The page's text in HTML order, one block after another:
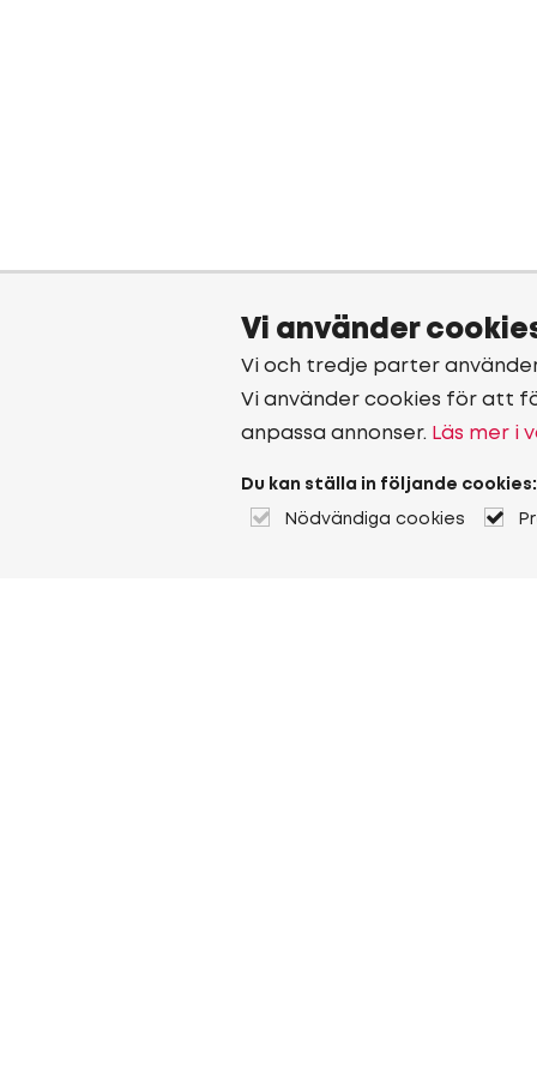
Vi använder
Vi och tredje parter
Vi använder cookies för att
anpassa annonser. Läs mer i
Du kan ställa in följande cookies:
Nödvändiga cookies